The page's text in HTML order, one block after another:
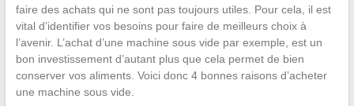
faire des achats qui ne sont pas toujours utiles. Pour cela, il est
vital d’identifier vos besoins pour faire de meilleurs choix à
l’avenir. L’achat d’une machine sous vide par exemple, est un
bon investissement d’autant plus que cela permet de bien
conserver vos aliments. Voici donc 4 bonnes raisons d’acheter
une machine sous vide.